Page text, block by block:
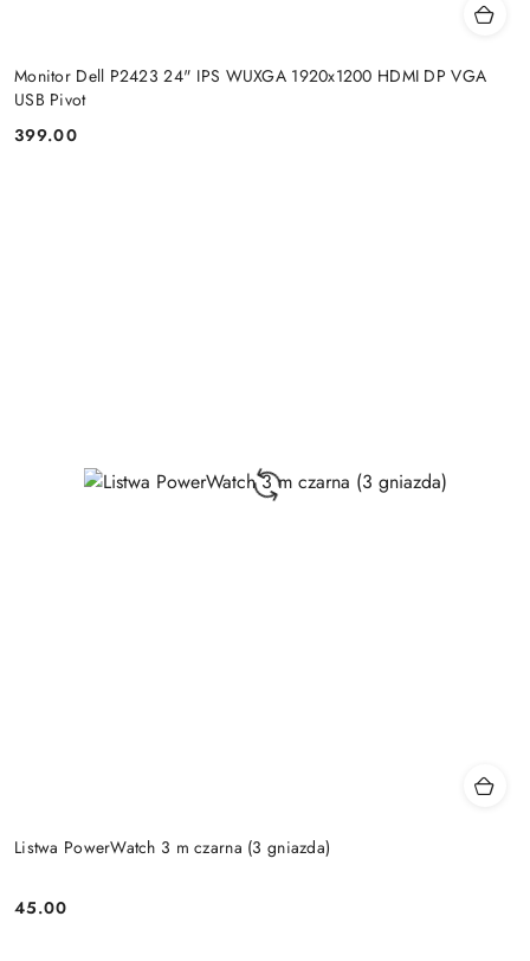
Monitor Dell P2423 24" IPS WUXGA 1920x1200 HDMI DP VGA
USB Pivot
Price:
399.00
Listwa PowerWatch 3 m czarna (3 gniazda)
Price:
45.00